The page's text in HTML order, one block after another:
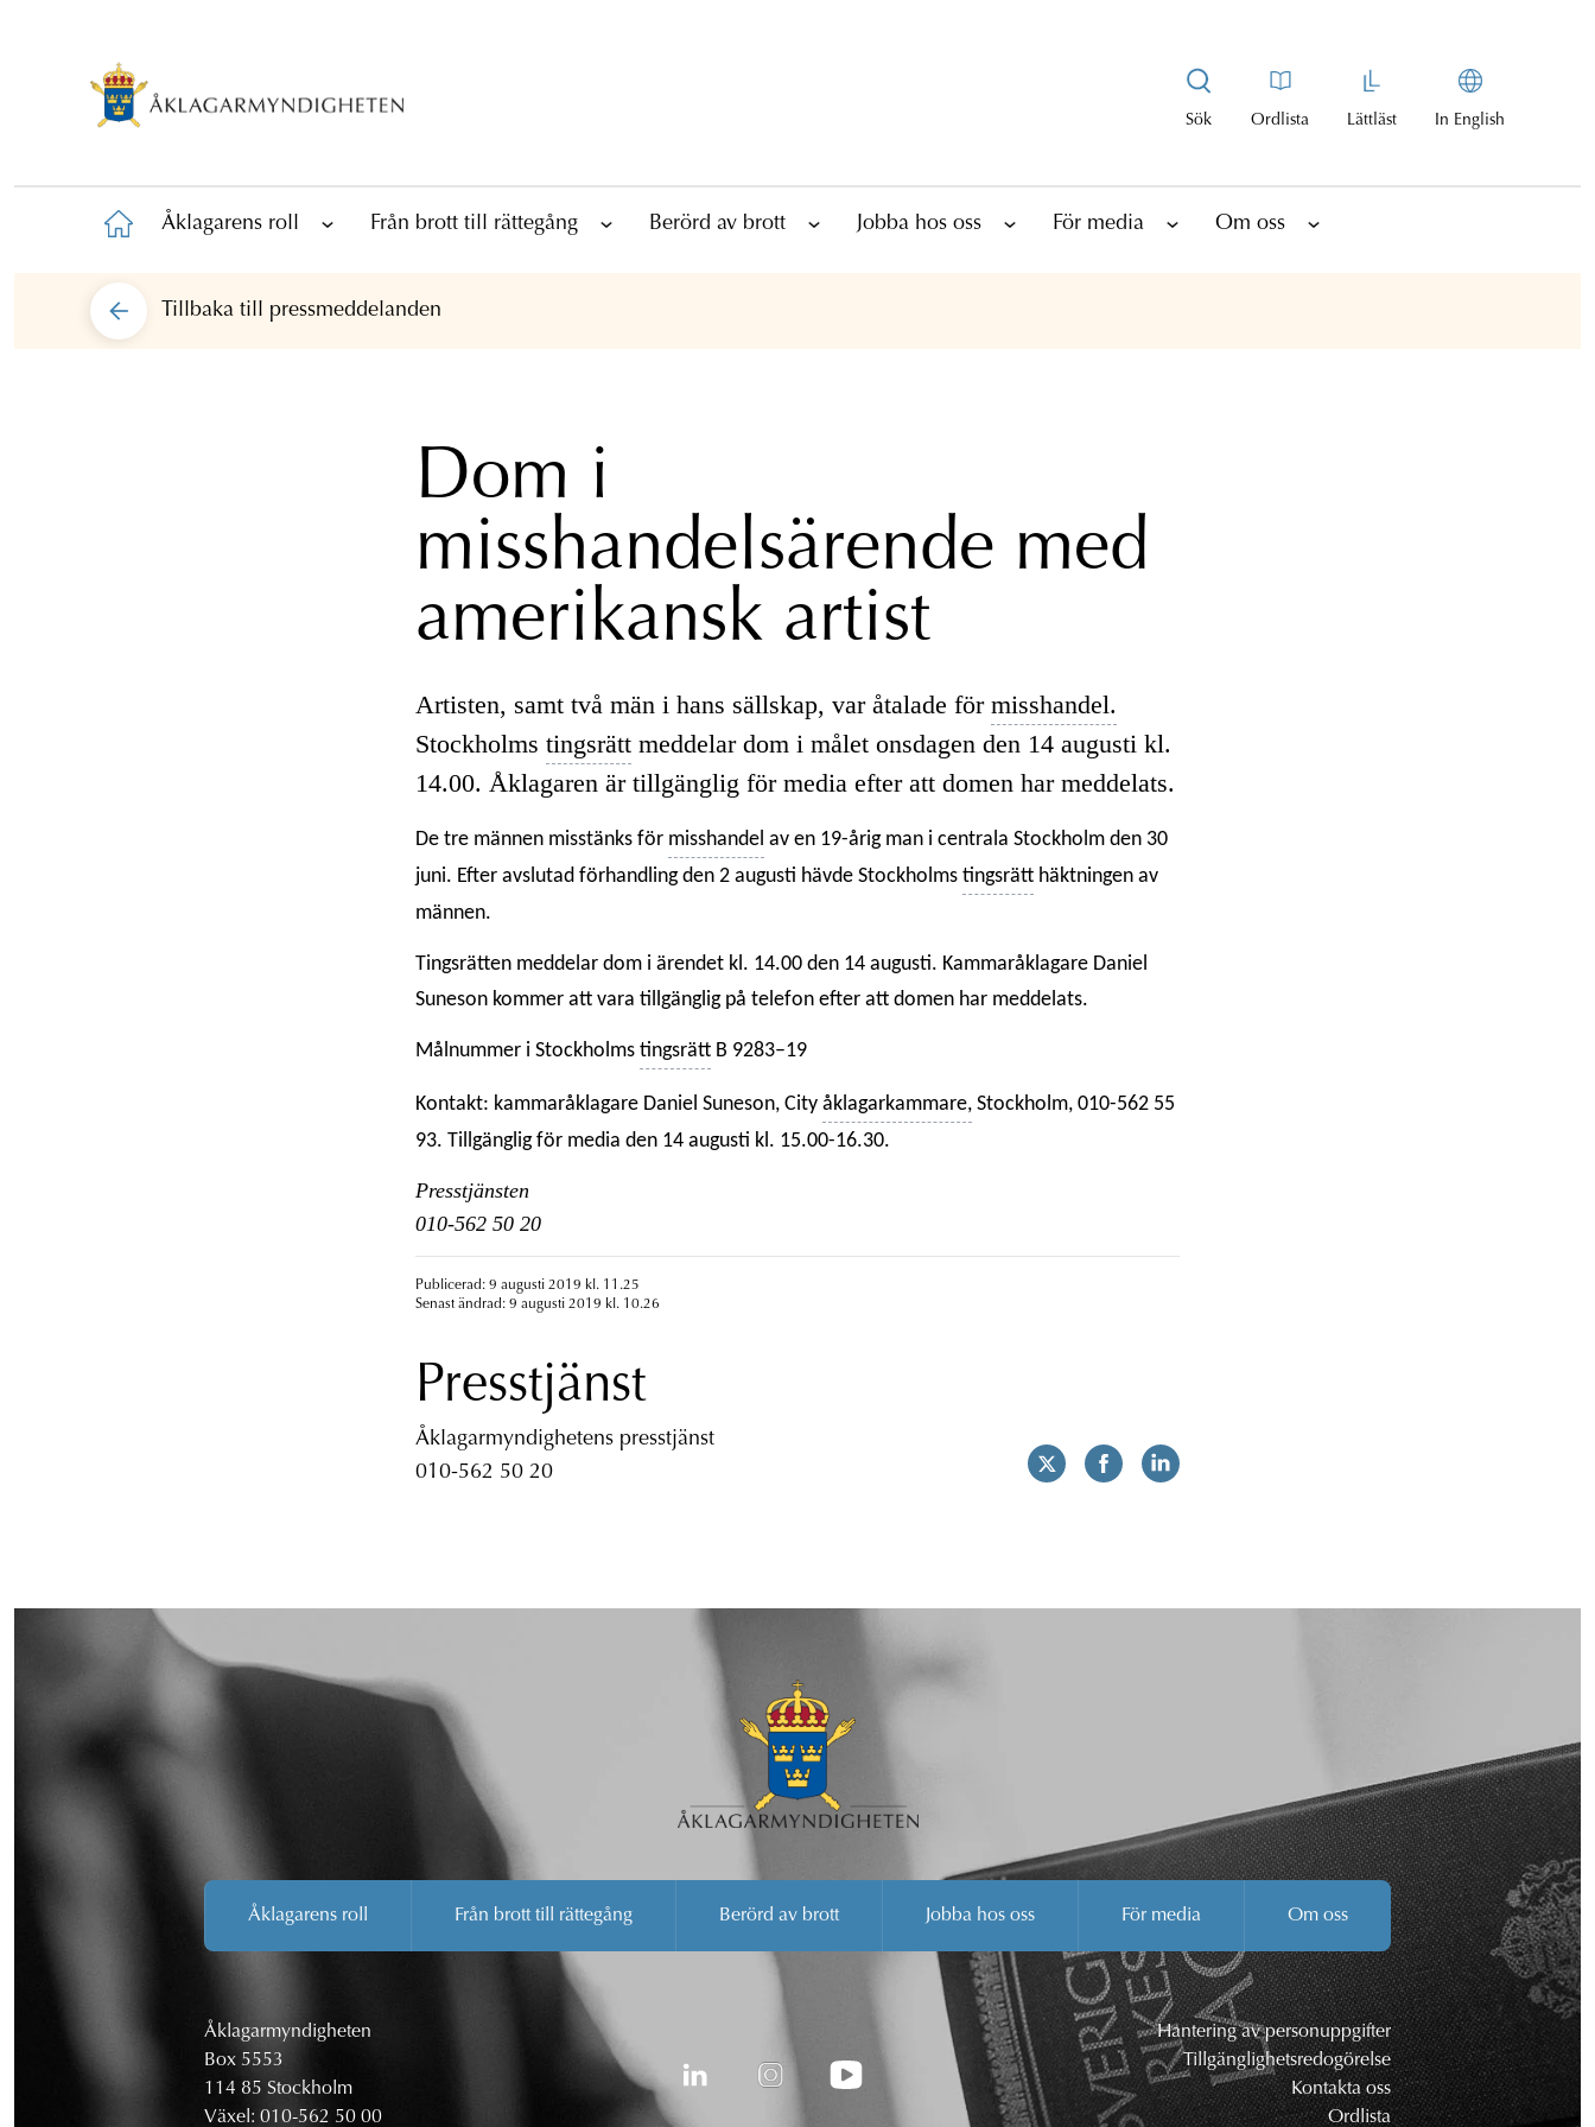
Sök Ordlista Lättläst In English
Åklagarens roll Från brott till rättegång Berörd av brott Jobba hos oss För media Om oss
Tillbaka till pressmeddelanden
Dom i
misshandelsärende med
amerikansk artist
Artisten, samt två män i hans sällskap, var åtalade för misshandel.
Stockholms tingsrättmeddelar dom i målet onsdagen den 14 augusti kl.
14.00. Åklagaren är tillgänglig för media efter att domen har meddelats.
De tre männen misstänks för misshandel av en 19-årig man i centrala Stockholm den 30
juni. Efter avslutad förhandling den 2 augusti hävde Stockholms tingsrätthäktningen av
männen.
Tingsrätten meddelar dom i ärendet kl. 14.00 den 14 augusti. Kammaråklagare Daniel
Suneson kommer att vara tillgänglig på telefon efter att domen har meddelats.
Målnummer i Stockholms tingsrättB 9283–19
Kontakt: kammaråklagare Daniel Suneson, City åklagarkammare,Stockholm, 010-562 55
93. Tillgänglig för media den 14 augusti kl. 15.00-16.30.
Presstjänsten
010-562 50 20
Publicerad: 9 augusti 2019 kl. 11.25
Senast ändrad: 9 augusti 2019 kl. 10.26
Presstjänst
Åklagarmyndighetens presstjänst
010-562 50 20
Åklagarens roll Från brott till rättegång Berörd av brott Jobba hos oss För media Om oss
Åklagarmyndigheten
Box 5553
114 85 Stockholm
Växel: 010-562 50 00
Hantering av personuppgifter
Tillgänglighetsredogörelse
Kontakta oss
Ordlista